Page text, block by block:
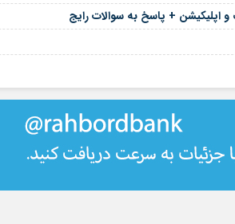
و اپلیکیشن + پاسخ به سوالات رایج